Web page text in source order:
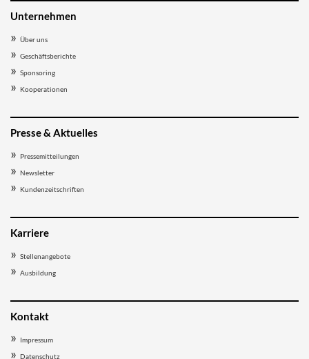
Unternehmen
Über uns
Geschäftsberichte
Sponsoring
Kooperationen
Presse & Aktuelles
Pressemitteilungen
Newsletter
Kundenzeitschriften
Karriere
Stellenangebote
Ausbildung
Kontakt
Impressum
Datenschutz